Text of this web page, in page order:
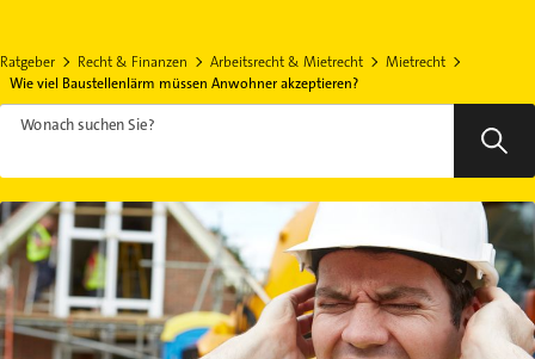
Ratgeber Recht & Finanzen Arbeitsrecht & Mietrecht
Mietrecht
Wie viel Baustellenlärm müssen Anwohner akzeptieren?
Wonach suchen Sie?